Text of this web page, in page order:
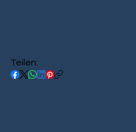
Teilen: